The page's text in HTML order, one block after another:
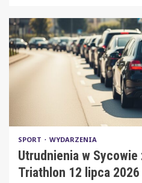
SPORT WYDARZENIA
Utrudnienia w Sycowie
Triathlon 12 lipca 2026